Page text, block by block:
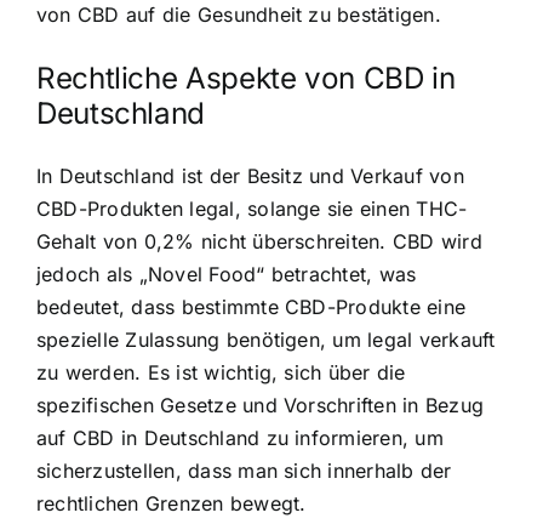
von CBD auf die Gesundheit zu bestätigen.
Rechtliche Aspekte von CBD in
Deutschland
In Deutschland ist der Besitz und Verkauf von
CBD-Produkten legal, solange sie einen THC-
Gehalt von 0,2% nicht überschreiten. CBD wird
jedoch als „Novel Food“ betrachtet, was
bedeutet, dass bestimmte CBD-Produkte eine
spezielle Zulassung benötigen, um legal verkauft
zu werden. Es ist wichtig, sich über die
spezifischen Gesetze und Vorschriften in Bezug
auf CBD in Deutschland zu informieren, um
sicherzustellen, dass man sich innerhalb der
rechtlichen Grenzen bewegt.